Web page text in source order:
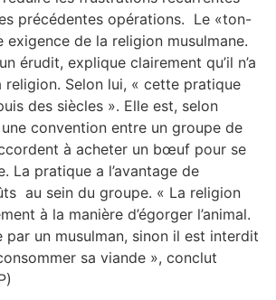
précédentes opérations. Le «ton-
exigence de la religion musulmane.
érudit, explique clairement qu’il n’a
religion. Selon lui, « cette pratique
des siècles ». Elle est, selon
une convention entre un groupe de
à acheter un bœuf pour se
La pratique a l’avantage de
au sein du groupe. « La religion
à la manière d’égorger l’animal.
un musulman, sinon il est interdit
sa viande », conclut